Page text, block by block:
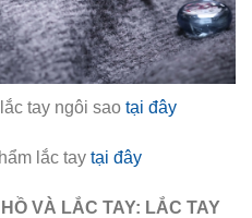
tay ngôi sao tại đây
lắc tay tại đây
VÀ LẮC TAY: LẮC TAY